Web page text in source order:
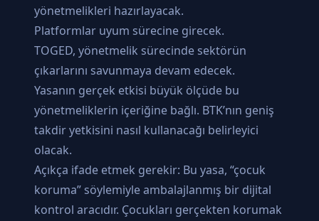
yönetmelikleri hazırlayacak.
Platformlar uyum sürecine girecek.
TOGED, yönetmelik sürecinde sektörün
çıkarlarını savunmaya devam edecek.
Yasanın gerçek etkisi büyük ölçüde bu
yönetmeliklerin içeriğine bağlı. BTK’nın geniş
takdir yetkisini nasıl kullanacağı belirleyici
olacak.
Açıkça ifade etmek gerekir: Bu yasa, “çocuk
koruma” söylemiyle ambalajlanmış bir dijital
kontrol aracıdır. Çocukları gerçekten korumak